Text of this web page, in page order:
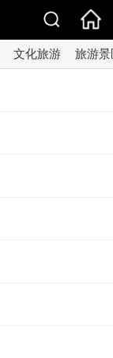
文化旅游 旅游景